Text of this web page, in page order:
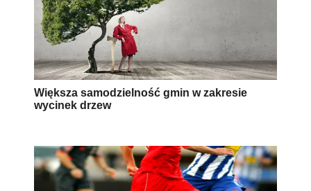
Większa samodzielność gmin w zakresie
wycinek drzew